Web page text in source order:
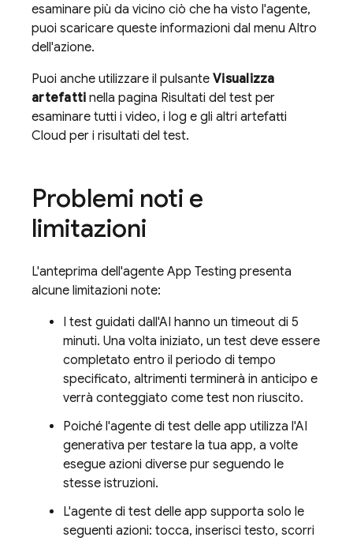
esaminare più da vicino ciò che ha visto l'agente,
puoi scaricare queste informazioni dal menu Altro
dell'azione.
Puoi anche utilizzare il pulsante Visualizza
artefatti nella pagina Risultati del test per
esaminare tutti i video, i log e gli altri artefatti
Cloud per i risultati del test.
Problemi noti e
limitazioni
L'anteprima dell'agente App Testing presenta
alcune limitazioni note:
I test guidati dall'AI hanno un timeout di 5
minuti. Una volta iniziato, un test deve essere
completato entro il periodo di tempo
specificato, altrimenti terminerà in anticipo e
verrà conteggiato come test non riuscito.
Poiché l'agente di test delle app utilizza l'AI
generativa per testare la tua app, a volte
esegue azioni diverse pur seguendo le
stesse istruzioni.
L'agente di test delle app supporta solo le
seguenti azioni: tocca, inserisci testo, scorri